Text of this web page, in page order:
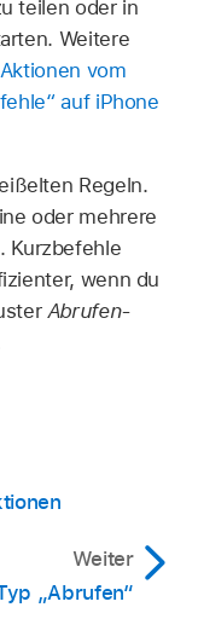
teilen oder in
Weitere
Aktionen vom
auf iPhone
Regeln.
oder mehrere
Kurzbefehle
wenn du
Abrufen-
Weiter
„Abrufen“